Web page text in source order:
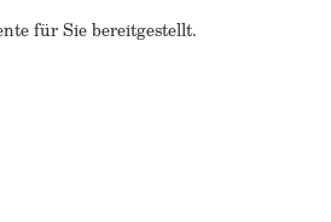
für Sie bereitgestellt.